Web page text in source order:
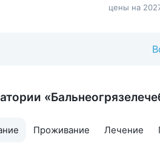
цены на
Проживание Лечение